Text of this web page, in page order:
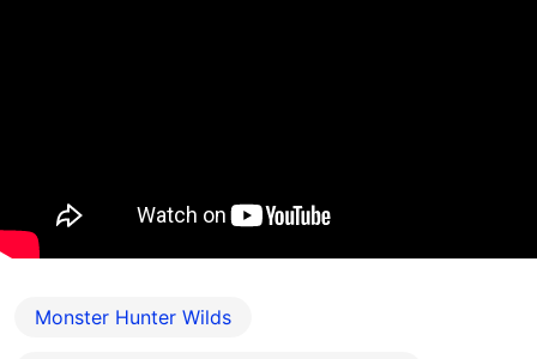
Monster Hunter Wilds